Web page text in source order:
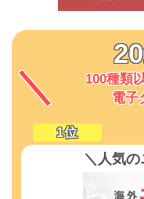
100種類
電子
＼人気